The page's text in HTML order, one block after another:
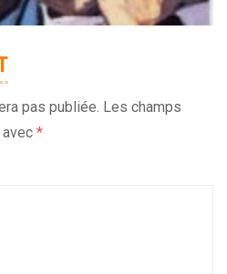
pas publiée. Les champs
*